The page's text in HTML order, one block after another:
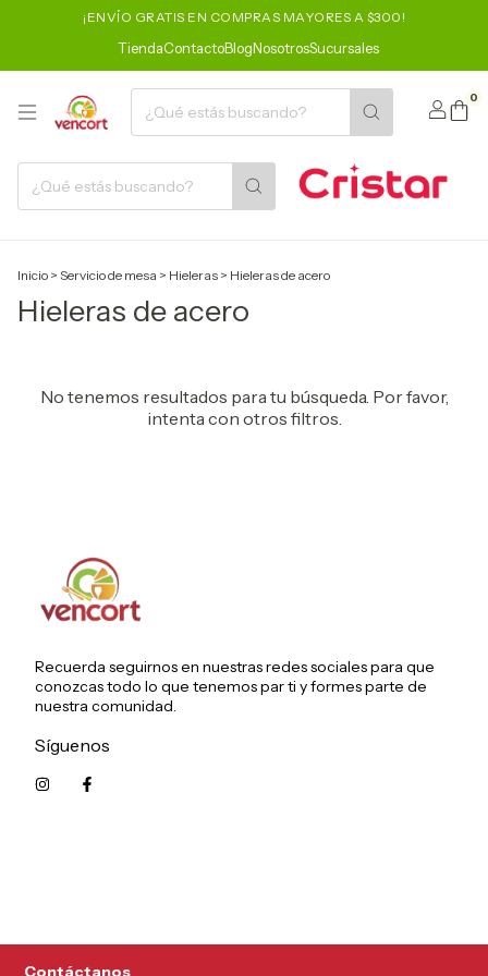
¡ENVÍO GRATIS EN COMPRAS MAYORES A $300!
TiendaContactoBlogNosotrosSucursales
0
Inicio > Servicio de mesa > Hieleras > Hieleras de acero
Hieleras de acero
No tenemos resultados para tu búsqueda. Por favor,
intenta con otros filtros.
Recuerda seguirnos en nuestras redes sociales para que
conozcas todo lo que tenemos par ti y formes parte de
nuestra comunidad.
Síguenos
Contáctanos